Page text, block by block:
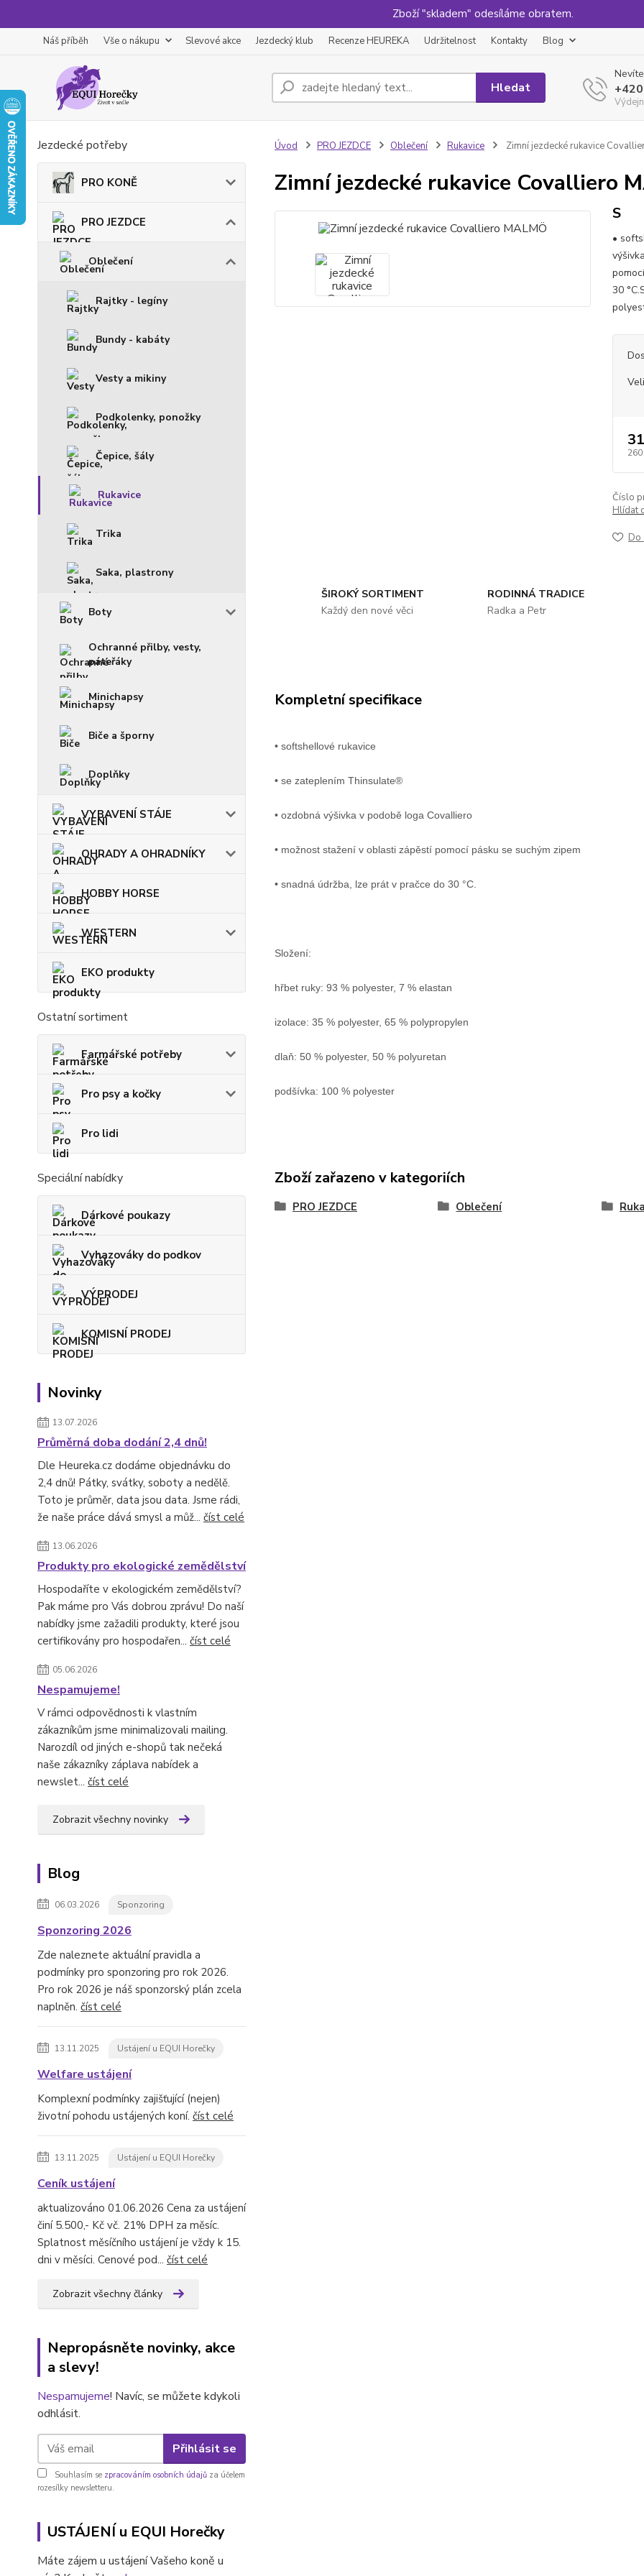
Zboží "skladem" odesíláme obratem.
Náš příběh Vše o nákupu Slevové akce Jezdecký klub Recenze HEUREKA Udržitelnost Kontakty Blog
Hledat
Jezdecké potřeby
PRO KONĚ
PRO JEZDCE
Oblečení
Rajtky - legíny
Bundy - kabáty
Vesty a mikiny
Podkolenky, ponožky
Čepice, šály
Rukavice
Trika
Saka, plastrony
Boty
Ochranné přilby, vesty,
páteřáky
Minichapsy
Biče a šporny
Doplňky
VYBAVENÍ STÁJE
OHRADY A OHRADNÍKY
HOBBY HORSE
WESTERN
EKO produkty
Ostatní sortiment
Farmářské potřeby
Pro psy a kočky
Pro lidi
Speciální nabídky
Dárkové poukazy
Vyhazováky do podkov
VÝPRODEJ
KOMISNÍ PRODEJ
Novinky
13.07.2026
Průměrná doba dodání 2,4 dnů!
Dle Heureka.cz dodáme objednávku do
2,4 dnů! Pátky, svátky, soboty a nedělě.
Toto je průměr, data jsou data. Jsme rádi,
že naše práce dává smysl a můž... číst celé
13.06.2026
Produkty pro ekologické zemědělství
Hospodaříte v ekologickém zemědělství?
Pak máme pro Vás dobrou zprávu! Do naší
nabídky jsme zažadili produkty, které jsou
certifikovány pro hospodařen... číst celé
05.06.2026
Nespamujeme!
V rámci odpovědnosti k vlastním
zákazníkům jsme minimalizovali mailing.
Narozdíl od jiných e-shopů tak nečeká
naše zákazníky záplava nabídek a
newslet... číst celé
Zobrazit všechny novinky
Blog
06.03.2026 Sponzoring
Sponzoring 2026
Zde naleznete aktuální pravidla a
podmínky pro sponzoring pro rok 2026.
Pro rok 2026 je náš sponzorský plán zcela
naplněn. číst celé
13.11.2025 Ustájení u EQUI Horečky
Welfare ustájení
Komplexní podmínky zajišťující (nejen)
životní pohodu ustájených koní. číst celé
13.11.2025 Ustájení u EQUI Horečky
Ceník ustájení
aktualizováno 01.06.2026 Cena za ustájení
činí 5.500,- Kč vč. 21% DPH za měsíc.
Splatnost měsíčního ustájení je vždy k 15.
dni v měsíci. Cenové pod... číst celé
Zobrazit všechny články
Nepropásněte novinky, akce
a slevy!
Nespamujeme! Navíc, se můžete kdykoli
odhlásit.
Přihlásit se
Souhlasím se zpracováním osobních údajů za účelem
rozesílky newsletteru.
USTÁJENÍ u EQUI Horečky
Máte zájem u ustájení Vašeho koně u
Úvod PRO JEZDCE Oblečení Rukavice Zimní jezdecké rukavice
Zimní jezdecké rukavice Covalliero
S
•
30
260
Číslo
Hlídat
Do
ŠIROKÝ SORTIMENT
Každý den nové věci
RODINNÁ TRADICE
Radka a Petr
Kompletní specifikace
• softshellové rukavice
• se zateplením Thinsulate®
• ozdobná výšivka v podobě loga Covalliero
• možnost stažení v oblasti zápěstí pomocí pásku se suchým zipem
• snadná údržba, lze prát v pračce do 30 °C.
Složení:
hřbet ruky: 93 % polyester, 7 % elastan
izolace: 35 % polyester, 65 % polypropylen
dlaň: 50 % polyester, 50 % polyuretan
podšívka: 100 % polyester
Zboží zařazeno v kategoriích
PRO JEZDCE Oblečení